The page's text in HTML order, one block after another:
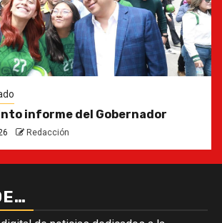
informe del Gobernador
Redacción